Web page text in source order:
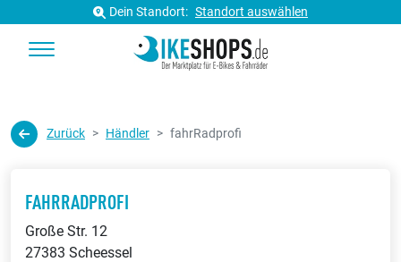
Dein Standort: Standort auswählen
Zurück Händler fahrRadprofi
FAHRRADPROFI
Große Str. 12
27383 Scheessel